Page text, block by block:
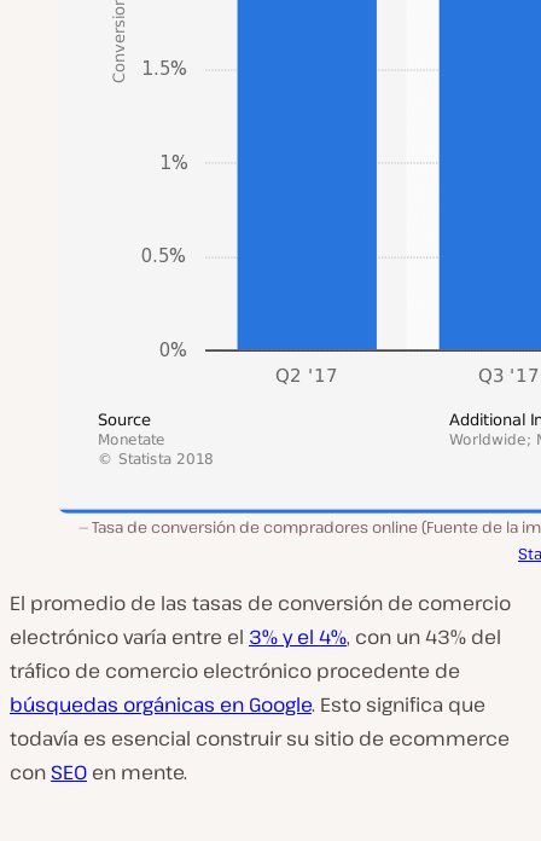
Tasa de conversión de compradores online (Fuente de la
El promedio de las tasas de conversión de comercio
electrónico varía entre el 3% y el 4%, con un 43% del
tráfico de comercio electrónico procedente de
búsquedas orgánicas en Google. Esto significa que
todavía es esencial construir su sitio de ecommerce
con SEO en mente.